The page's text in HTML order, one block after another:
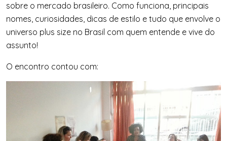
sobre o mercado brasileiro. Como funciona, principais
nomes, curiosidades, dicas de estilo e tudo que envolve o
universo plus size no Brasil com quem entende e vive do
assunto!
O encontro contou com: